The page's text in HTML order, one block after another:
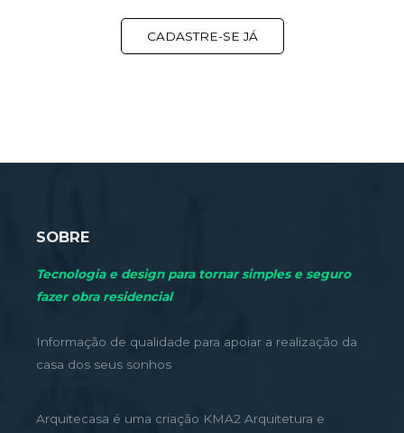
CADASTRE-SE JÁ
SOBRE
Tecnologia e design para tornar simples e seguro
fazer obra residencial
Informação de qualidade para apoiar a realização da
casa dos seus sonhos
Arquitecasa é uma criação KMA2 Arquitetura e